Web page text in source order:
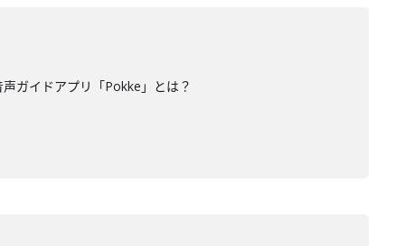
ガイドアプリ「Pokke」とは？